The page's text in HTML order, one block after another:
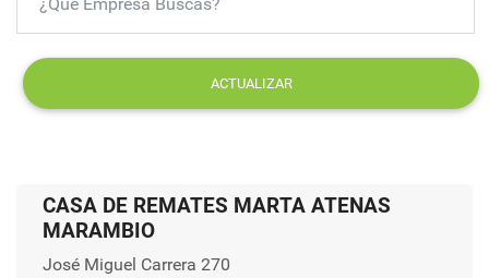
ACTUALIZAR
CASA DE REMATES MARTA ATENAS
MARAMBIO
José Miguel Carrera 270